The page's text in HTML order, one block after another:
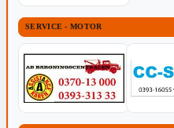
SERVICE - MOTOR